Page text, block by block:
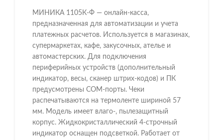
МИНИКА 1105К-Ф — онлайн-касса,
предназначенная для автоматизации и учета
платежных расчетов. Используется в магазинах,
супермаркетах, кафе, закусочных, ателье и
автомастерских. Для подключения
периферийных устройств (дополнительный
индикатор, весы, сканер штрих-кодов) и ПК
предусмотрены COM-порты. Чеки
распечатываются на термоленте шириной 57
мм. Модель имеет влаго-, пылезащитный
корпус. Жидкокристаллический 4-строчный
индикатор оснащен подсветкой. Работает от